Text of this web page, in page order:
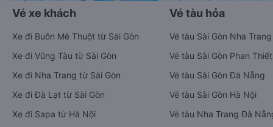
Vé xe khách
Xe đi Buôn Mê Thuột từ Sài Gòn
Xe đi Vũng Tàu từ Sài Gòn
Xe đi Nha Trang từ Sài Gòn
Xe đi Đà Lạt từ Sài Gòn
Xe đi Sapa từ Hà Nội
Vé tàu hỏa
Vé tàu Sài Gòn Nha Trang
Vé tàu Sài Gòn Phan Thiết
Vé tàu Sài Gòn Đà Nẵng
Vé tàu Sài Gòn Hà Nội
Vé tàu Nha Trang Đà